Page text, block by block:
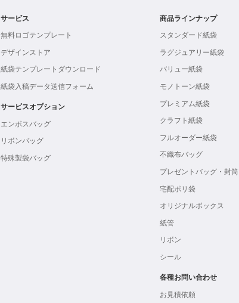
サービス
無料ロゴテンプレート
デザインストア
紙袋テンプレートダウンロード
紙袋入稿データ送信フォーム
サービスオプション
エンボスバッグ
リボンバッグ
特殊製袋バッグ
商品ラインナップ
スタンダード紙袋
ラグジュアリー紙袋
バリュー紙袋
モノトーン紙袋
プレミアム紙袋
クラフト紙袋
フルオーダー紙袋
不織布バッグ
プレゼントバッグ・封筒
宅配ポリ袋
オリジナルボックス
紙管
リボン
シール
各種お問い合わせ
お見積依頼